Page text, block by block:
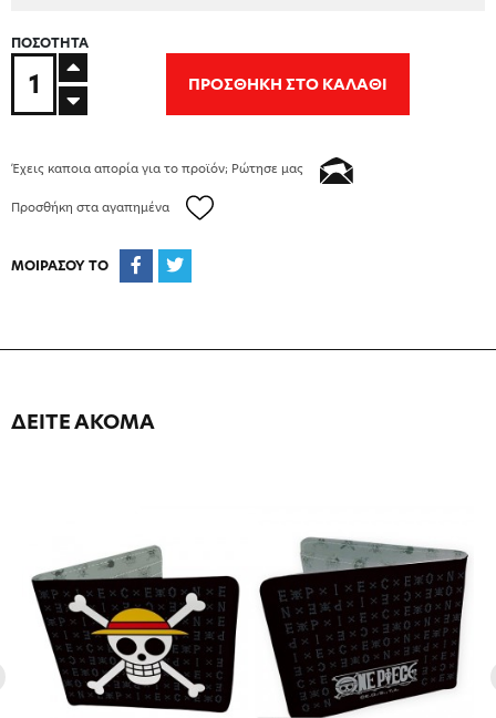
ΠΟΣΟΤΗΤΑ
ΠΡΟΣΘΗΚΗ ΣΤΟ ΚΑΛΑΘΙ
Έχεις καποια απορία για το προϊόν; Ρώτησε μας
Προσθήκη στα αγαπημένα
ΜΟΙΡΑΣΟΥ ΤΟ
ΔΕΙΤΕ ΑΚΟΜΑ